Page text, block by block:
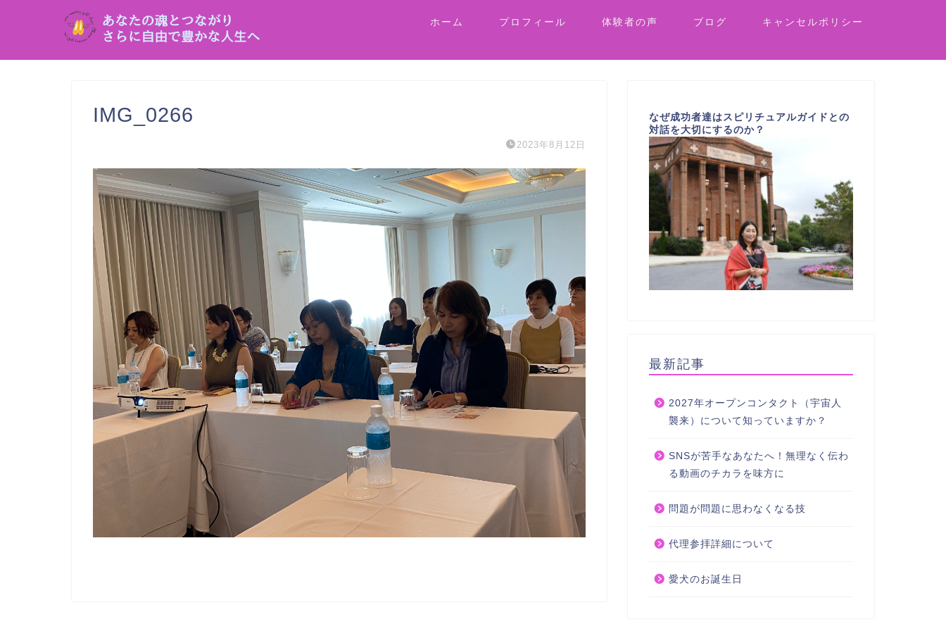
ホーム プロフィール 体験者の声 ブログ キャンセルポリシー
IMG_0266
2023年8月12日
なぜ成功者達はスピリチュアルガイドとの
対話を大切にするのか？
最新記事
2027年オープンコンタクト（宇宙人
襲来）について知っていますか？
SNSが苦手なあなたへ！無理なく伝わ
る動画のチカラを味方に
問題が問題に思わなくなる技
代理参拝詳細について
愛犬のお誕生日